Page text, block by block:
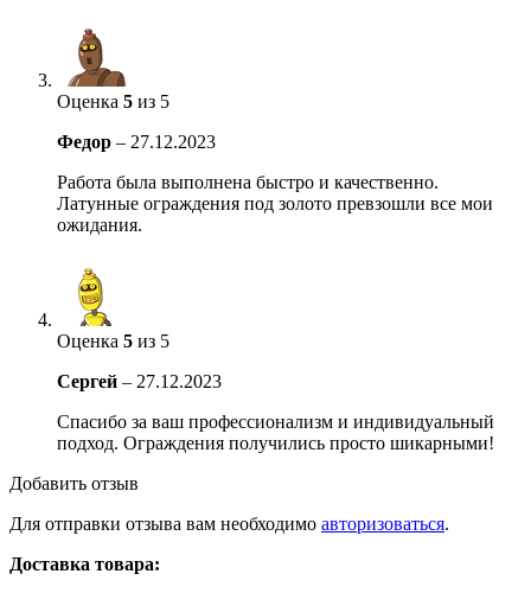
Оценка 5 из 5
Федор – 27.12.2023
Работа была выполнена быстро и качественно.
Латунные ограждения под золото превзошли все мои
ожидания.
Оценка 5 из 5
Сергей – 27.12.2023
Спасибо за ваш профессионализм и индивидуальный
подход. Ограждения получились просто шикарными!
Добавить отзыв
Для отправки отзыва вам необходимо авторизоваться.
Доставка товара: